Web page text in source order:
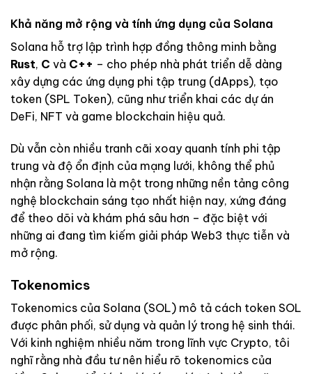
Khả năng mở rộng và tính ứng dụng của Solana
Solana hỗ trợ lập trình hợp đồng thông minh bằng
Rust, C và C++ – cho phép nhà phát triển dễ dàng
xây dựng các ứng dụng phi tập trung (dApps), tạo
token (SPL Token), cũng như triển khai các dự án
DeFi, NFT và game blockchain hiệu quả.
Dù vẫn còn nhiều tranh cãi xoay quanh tính phi tập
trung và độ ổn định của mạng lưới, không thể phủ
nhận rằng Solana là một trong những nền tảng công
nghệ blockchain sáng tạo nhất hiện nay, xứng đáng
để theo dõi và khám phá sâu hơn – đặc biệt với
những ai đang tìm kiếm giải pháp Web3 thực tiễn và
mở rộng.
Tokenomics
Tokenomics của Solana (SOL) mô tả cách token SOL
được phân phối, sử dụng và quản lý trong hệ sinh thái.
Với kinh nghiệm nhiều năm trong lĩnh vực Crypto, tôi
nghĩ rằng nhà đầu tư nên hiểu rõ tokenomics của